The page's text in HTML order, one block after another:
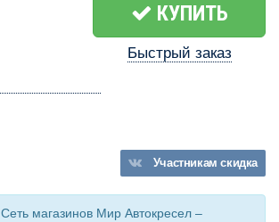
КУПИТЬ
Быстрый заказ
Участникамскидка
Сеть магазинов Мир Автокресел –